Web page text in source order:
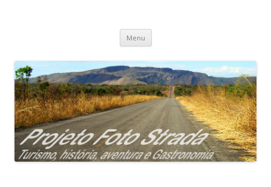
Projeto Foto Strada
Menu Pular
o
conteúdo